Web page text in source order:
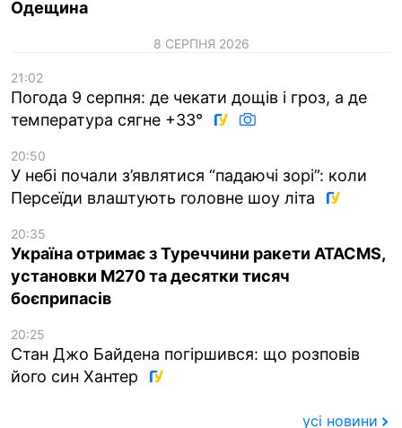
Одещина
8 СЕРПНЯ 2026
21:02
Погода 9 серпня: де чекати дощів і гроз, а де
температура сягне +33°
20:50
У небі почали з’являтися “падаючі зорі”: коли
Персеїди влаштують головне шоу літа
20:35
Україна отримає з Туреччини ракети ATACMS,
установки M270 та десятки тисяч
боєприпасів
20:25
Стан Джо Байдена погіршився: що розповів
його син Хантер
усі новини